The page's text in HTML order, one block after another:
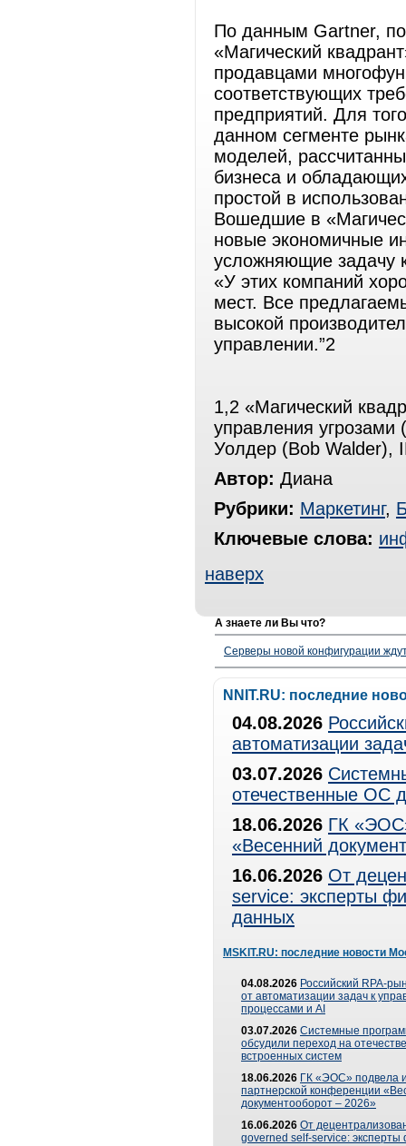
По данным Gartner,
«Магический
продавцами
соответствующих
предприятий. Для
данном сегменте
моделей,
бизнеса и
простой в
Вошедшие в
новые экономичные
усложняющие задачу
«У этих компаний
мест. Все
высокой
управлении.”2
1,2 «Магический
управления
Уолдер (Bob Walder),
Автор: Диана
Рубрики: Маркетинг,
Ключевые слова:
наверх
А знаете ли Вы что?
Серверы новой конфигурации
NNIT.RU: последние
04.08.2026
автоматизации
03.07.2026
отечественные ОС
18.06.2026 ГК
«Весенний
16.06.2026 От
service: эксперты
данных
MSKIT.RU: последние новости
04.08.2026 Российский RPA-
от автоматизации задач к
процессами и AI
03.07.2026 Системные
обсудили переход на
встроенных систем
18.06.2026 ГК «ЭОС» подвела
партнерской конференции
документооборот – 2026»
16.06.2026 От
governed self-service: эксперты